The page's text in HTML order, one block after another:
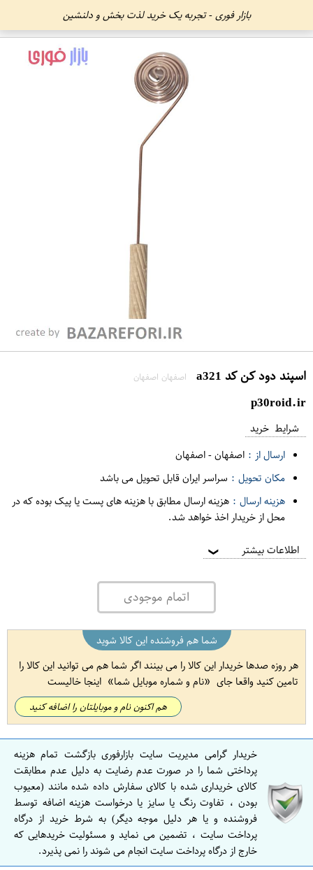
بازار فوری - تجربه یک خرید لذت بخش و دلنشین
اسپند دود کن کد a321 اصفهان اصفهان
p30roid.ir
شرایط خرید
ارسال از : اصفهان-اصفهان
مکان تحویل : سراسر ایران قابل تحویل می باشد
هزینه ارسال : هزینه ارسال مطابق با هزینه های پست یا پیک بوده که در
محل از خریدار اخذ خواهد شد.
اطلاعات بیشتر ❯
اتمام موجودی
شما هم فروشنده این کالا شوید
هر روزه صدها خریدار این کالا را می بینند اگر شما هم می توانید این کالا را
تامین کنید واقعا جای
نام و شماره موبایل شما اینجا خالیست
هم اکنون نام و موبایلتان را اضافه کنید
خریدار گرامی مدیریت سایت بازارفوری بازگشت تمام هزینه
پرداختی شما را در صورت عدم رضایت به دلیل عدم مطابقت
کالای خریداری شده با کالای سفارش داده شده مانند (معیوب
بودن ، تفاوت رنگ یا سایز یا درخواست هزینه اضافه توسط
فروشنده و یا هر دلیل موجه دیگر) به شرط خرید از درگاه
پرداخت سایت ، تضمین می نماید و مسئولیت خریدهایی که
خارج از درگاه پرداخت سایت انجام می شوند را نمی پذیرد.